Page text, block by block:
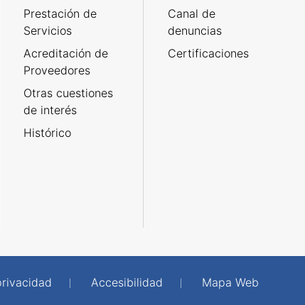
Prestación de
Servicios
Acreditación de
Proveedores
Otras cuestiones
de interés
Histórico
Canal de
denuncias
Certificaciones
Accesibilidad
Mapa Web